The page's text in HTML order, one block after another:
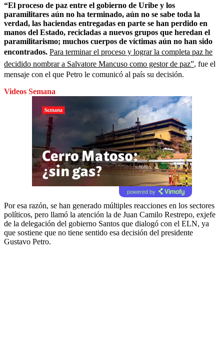
“El proceso de paz entre el gobierno de Uribe y los
paramilitares aún no ha terminado, aún no se sabe toda la
verdad, las haciendas entregadas en parte se han perdido en
manos del Estado, recicladas a nuevos grupos que heredan el
paramilitarismo; muchos cuerpos de víctimas aún no han sido
encontrados. Para terminar el proceso y lograr la completa paz he
decidido nombrar a Salvatore Mancuso como gestor de paz”, fue el
mensaje con el que Petro le comunicó al país su decisión.
Videos Semana
powered by
Por esa razón, se han generado múltiples reacciones en los sectores
políticos, pero llamó la atención la de Juan Camilo Restrepo, exjefe
de la delegación del gobierno Santos que dialogó con el ELN, ya
que sostiene que no tiene sentido esa decisión del presidente
Gustavo Petro.